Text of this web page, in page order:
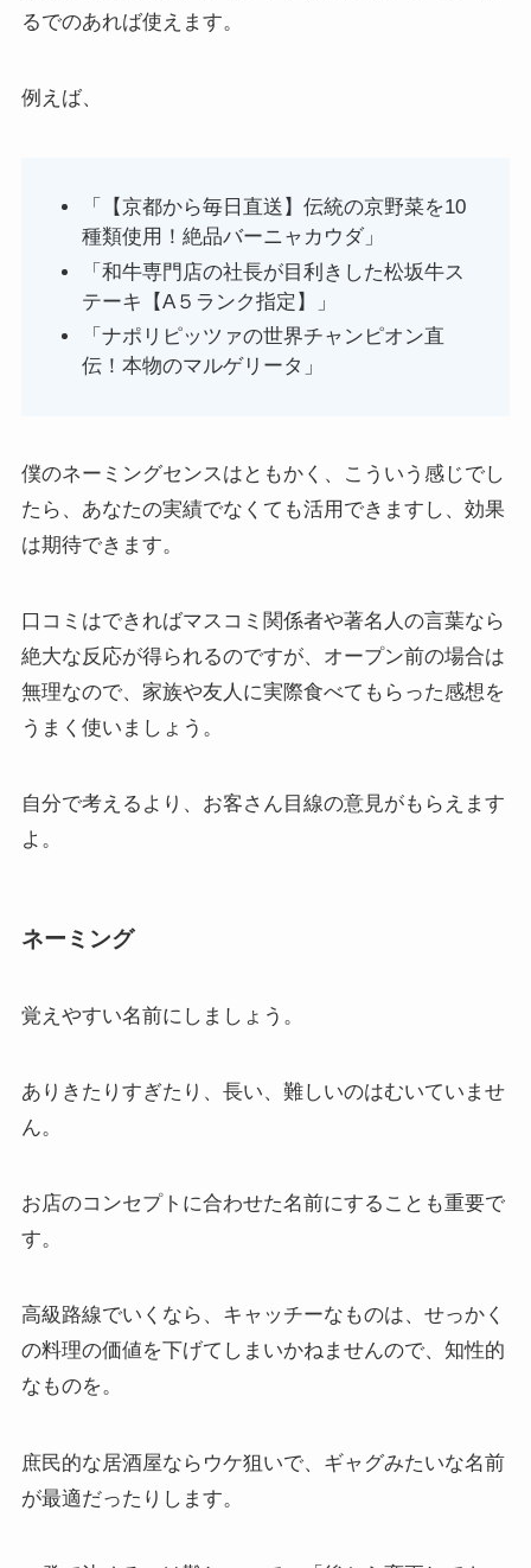
るでのあれば使えます。
例えば、
「【京都から毎日直送】伝統の京野菜を10
種類使用！絶品バーニャカウダ」
「和牛専門店の社長が目利きした松坂牛ス
テーキ【A５ランク指定】」
「ナポリピッツァの世界チャンピオン直
伝！本物のマルゲリータ」
僕のネーミングセンスはともかく、こういう感じでし
たら、あなたの実績でなくても活用できますし、効果
は期待できます。
口コミはできればマスコミ関係者や著名人の言葉なら
絶大な反応が得られるのですが、オープン前の場合は
無理なので、家族や友人に実際食べてもらった感想を
うまく使いましょう。
自分で考えるより、お客さん目線の意見がもらえます
よ。
ネーミング
覚えやすい名前にしましょう。
ありきたりすぎたり、長い、難しいのはむいていませ
ん。
お店のコンセプトに合わせた名前にすることも重要で
す。
高級路線でいくなら、キャッチーなものは、せっかく
の料理の価値を下げてしまいかねませんので、知性的
なものを。
庶民的な居酒屋ならウケ狙いで、ギャグみたいな名前
が最適だったりします。